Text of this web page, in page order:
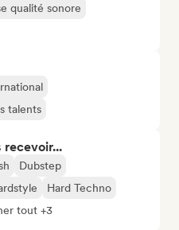
qualité sonore
talents
recevoir...
Dubstep
Hard Techno
tout +3